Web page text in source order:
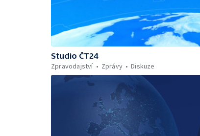
Studio ČT24
Zpravodajství
Zprávy Diskuze